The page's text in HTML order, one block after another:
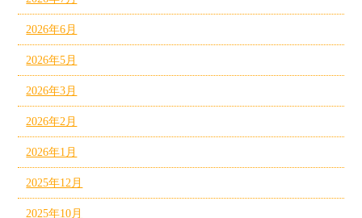
2026年6月
2026年5月
2026年3月
2026年2月
2026年1月
2025年12月
2025年10月